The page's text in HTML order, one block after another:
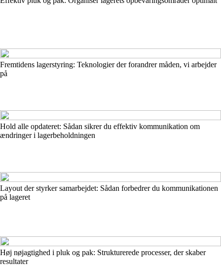
Fremtidens lagerstyring: Teknologier der forandrer måden, vi arbejder
på
Hold alle opdateret: Sådan sikrer du effektiv kommunikation om
ændringer i lagerbeholdningen
Layout der styrker samarbejdet: Sådan forbedrer du kommunikationen
på lageret
Høj nøjagtighed i pluk og pak: Strukturerede processer, der skaber
resultater